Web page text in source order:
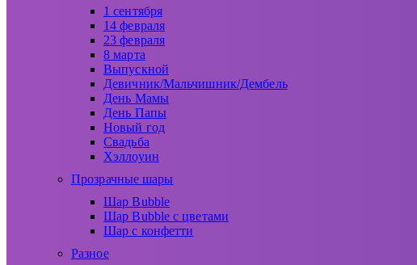
1 сентября
14 февраля
23 февраля
8 марта
Выпускной
Девичник/Мальчишник/Дембель
День Мамы
День Папы
Новый год
Свадьба
Хэллоуин
Прозрачные шары
Шар Bubble
Шар Bubble с цветами
Шар с конфетти
Разное